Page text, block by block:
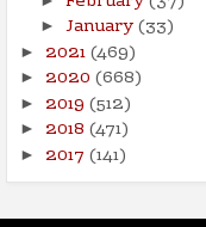
► January(33)
► 2021(469)
► 2020 (668)
► 2019 (512)
► 2018 (471)
► 2017 (141)